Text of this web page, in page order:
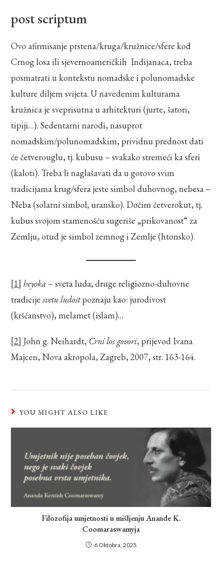
post scriptum
Ovo afirmisanje prstena/kruga/kružnice/sfere kod
Crnog losa ili sjevernoameričkih Indijanaca, treba
posmatrati u kontekstu nomadske i polunomadske
kulture diljem svijeta. U navedenim kulturama
kružnica je sveprisutna u arhitekturi (jurte, šatori,
tipiji…). Sedentarni narodi, nasuprot
nomadskim/polunomadskim, prividnu prednost dati
će četverouglu, tj. kubusu – svakako stremeći ka sferi
(kaloti). Treba li naglašavati da u gotovo svim
tradicijama krug/sfera jeste simbol duhovnog, nebesa –
Neba (solarni simbol; uransko). Dočim četverokut, tj.
kubus svojom stamenošću sugeriše „prikovanost“ za
Zemlju, otud je simbol zemnog i Zemlje (htonsko).
[1] heyoka – sveta luda; druge religiozno-duhovne
tradicijesvetu ludostpoznaju kao: jurodivost
(kršćanstvo), melamet (islam)…
[2] John g. Neihardt, Crni los govori, prijevod Ivana
Majcen, Nova akropola, Zagreb, 2007, str. 163-164.
YOU MIGHT ALSO LIKE
Filozofija umjetnosti u mišljenju Anande K.
Coomaraswamyja
6 Oktobra, 2025